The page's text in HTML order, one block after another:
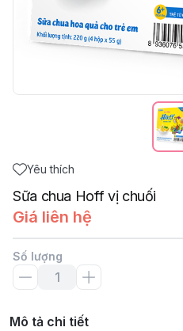
Yêu thích
Sữa chua Hoff vị chuối
Giá liên hệ
Số lượng
Mô tả chi tiết